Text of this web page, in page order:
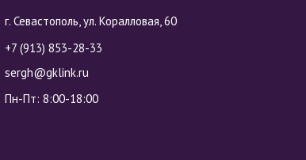
г. Севастополь, ул. Коралловая, 60
+7 (913) 853-28-33
sergh@gklink.ru
Пн-Пт: 8:00-18:00